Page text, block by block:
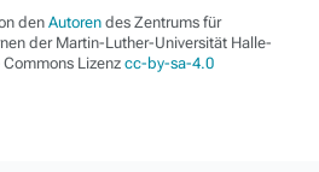
den Autoren des Zentrums für
der Martin-Luther-Universität Halle-
Lizenz cc-by-sa-4.0